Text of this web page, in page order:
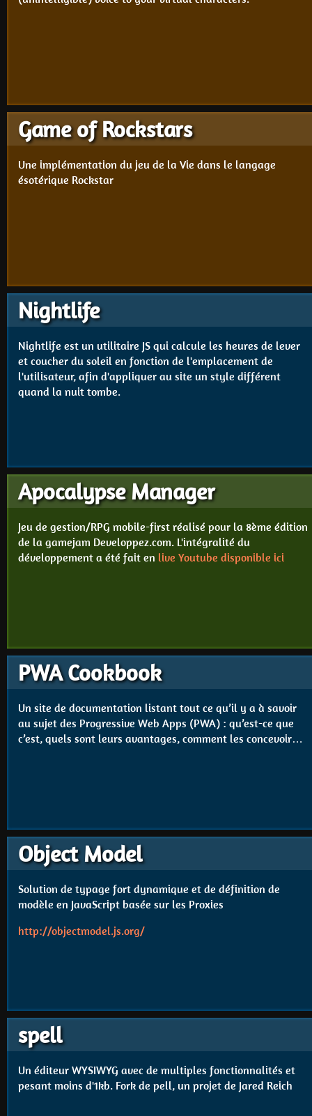
Game of Rockstars
Une implémentation du jeu de la Vie dans le langage
ésotérique Rockstar
Nightlife
Nightlife est un utilitaire JS qui calcule les heures de lever
et coucher du soleil en fonction de l'emplacement de
l'utilisateur, afin d'appliquer au site un style différent
quand la nuit tombe.
Apocalypse Manager
Jeu de gestion/RPG mobile-first réalisé pour la 8ème édition
de la gamejam Developpez.com. L'intégralité du
développement a été fait en live Youtube disponible ici
PWA Cookbook
Un site de documentation listant tout ce qu’il y a à savoir
au sujet des Progressive Web Apps (PWA) : qu’est-ce que
c’est, quels sont leurs avantages, comment les concevoir…
Object Model
Solution de typage fort dynamique et de définition de
modèle en JavaScript basée sur les Proxies
http://objectmodel.js.org/
spell
Un éditeur WYSIWYG avec de multiples fonctionnalités et
pesant moins d'1kb. Fork de pell, un projet de Jared Reich